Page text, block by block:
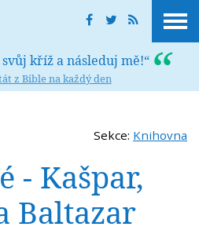
svůj kříž a následuj mě!“
z Bible na každý den
Sekce: Knihovna
- Kašpar,
Baltazar